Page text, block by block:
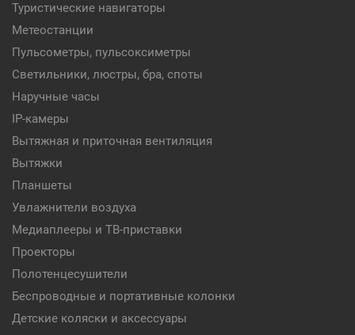
Туристические навигаторы
Метеостанции
Пульсометры, пульсоксиметры
Светильники, люстры, бра, споты
Наручные часы
IP-камеры
Вытяжная и приточная вентиляция
Вытяжки
Планшеты
Увлажнители воздуха
Медиаплееры и ТВ-приставки
Проекторы
Полотенцесушители
Беспроводные и портативные колонки
Детские коляски и аксессуары